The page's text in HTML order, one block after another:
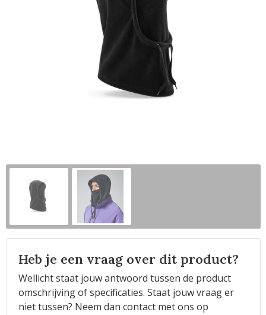
Bloemen en planten
Heb je een vraag over dit product?
Wellicht staat jouw antwoord tussen de product
omschrijving of specificaties. Staat jouw vraag er
niet tussen? Neem dan contact met ons op